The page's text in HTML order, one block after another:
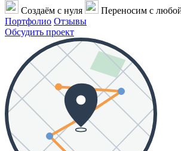
Создаём с нуля
Переносим с
Портфолио Отзывы
Обсудить проект